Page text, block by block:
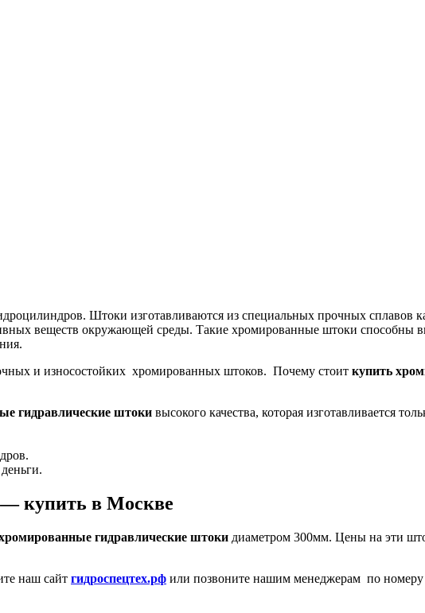
Штоки изготавливаются из специальных прочных сплавов
веществ окружающей среды. Такие хромированные штоки способны
и износостойких хромированных штоков. Почему стоит купить
гидравлические штоки высокого качества, которая изготавливается
купить в Москве
гидравлические штоки диаметром 300мм. Цены на эти
наш сайт гидроспецтех.рф или позвоните нашим менеджерам по номеру